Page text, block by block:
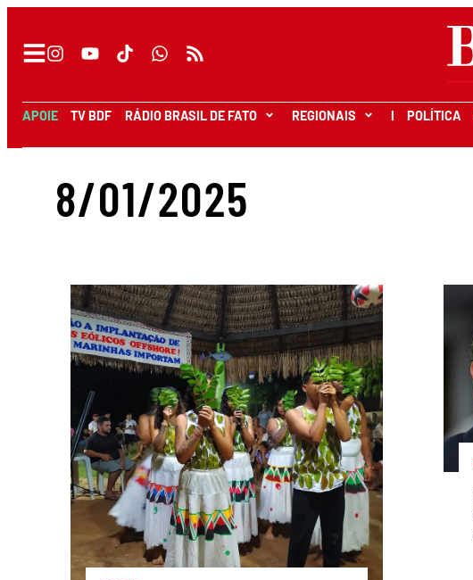
APOIE TV BDF RÁDIO BRASIL DE FATO REGIONAIS I POLÍTICA
8/01/2025